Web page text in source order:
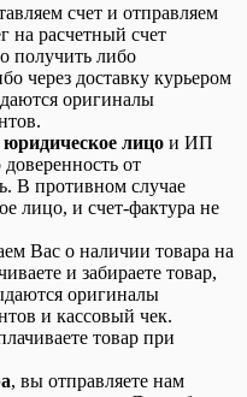
счет и отправляем
на расчетный счет
получить либо
через доставку курьером
оригиналы
лицо и ИП
от
В противном случае
лицо, и счет-фактура не
Вас о наличии товара на
и забираете товар,
оригиналы
и кассовый чек.
товар при
, вы отправляете нам